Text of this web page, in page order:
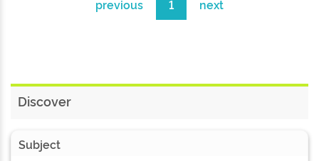
previous 1 next
Discover
Subject